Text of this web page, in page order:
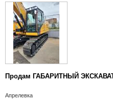
Продам ГАБАРИТНЫЙ
Апрелевка